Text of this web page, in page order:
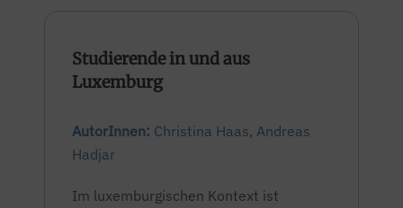
Studierende in und aus
Luxemburg
AutorInnen: Christina Haas, Andreas
Hadjar
Im luxemburgischen Kontext ist